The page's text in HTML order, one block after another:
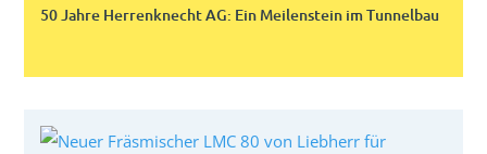
50 Jahre Herrenknecht AG: Ein Meilenstein im Tunnelbau